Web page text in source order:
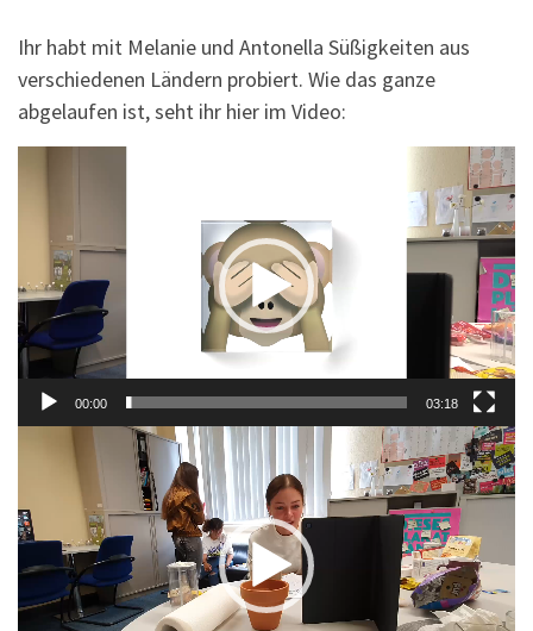
Ihr habt mit Melanie und Antonella Süßigkeiten aus
verschiedenen Ländern probiert. Wie das ganze
abgelaufen ist, seht ihr hier im Video:
00:00 03:18
Video-